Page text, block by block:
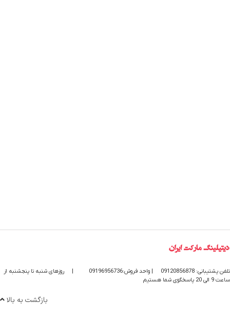
تلفن پشتیبانی: 09120856878 | واحد فروش:09196956736 |
روزهای شنبه تا پنجشنبه از
ساعت 9 الی 20 پاسخگوی شما هستیم
بازگشت به بالا